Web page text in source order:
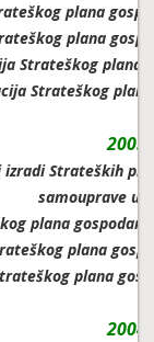
plana
plana
Strateškog plana
Strateškog
Strateških
samouprave u
plana
plana
plana